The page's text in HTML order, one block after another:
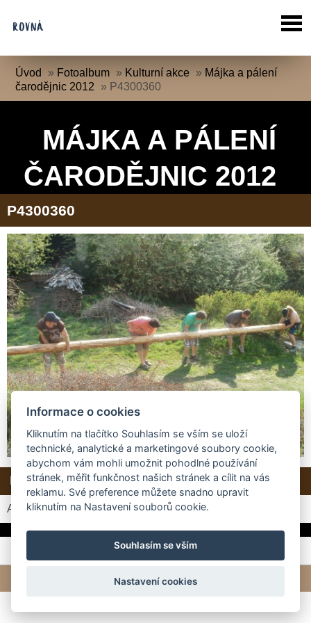
Úvod » Fotoalbum » Kulturní akce » Májka a pálení
čarodějnic 2012
» P4300360
MÁJKA A PÁLENÍ
ČARODĚJNIC 2012
P4300360
Další → Zpět do složky
Automatické procházení: 3|4|5| 6|7(čas ve vteřinách)
© 2026 eStránky.cz | Tvorba webových stránek
Informace o cookies
Kliknutím na tlačítko Souhlasím se vším se uloží
technické, analytické a marketingové soubory cookie,
abychom vám mohli umožnit pohodlné používání
stránek, měřit funkčnost našich stránek a cílit na vás
reklamu. Své preference můžete snadno upravit
kliknutím na Nastavení souborů cookie.
Souhlasím se vším
Nastavení cookies